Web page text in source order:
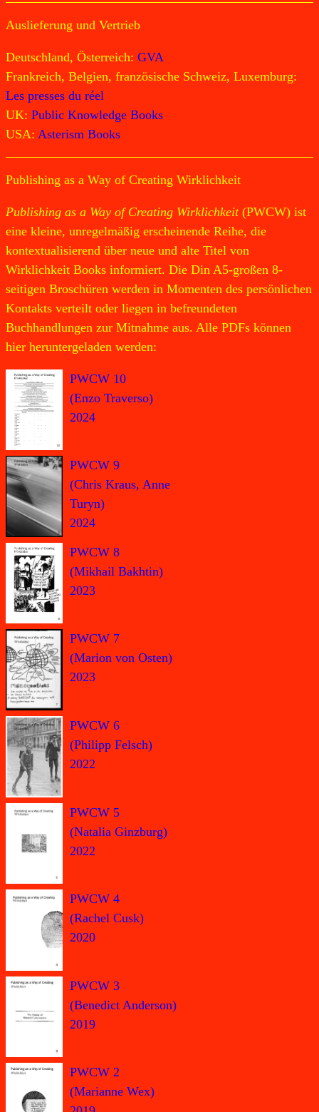
Auslieferung und Vertrieb
Deutschland, Österreich: GVA
Frankreich, Belgien, französische Schweiz, Luxemburg:
Les presses du réel
UK: Public Knowledge Books
USA: Asterism Books
Publishing as a Way of Creating Wirklichkeit
Publishing as a Way of Creating Wirklichkeit(PWCW) ist
eine kleine, unregelmäßig erscheinende Reihe, die
kontextualisierend über neue und alte Titel von
Wirklichkeit Books informiert. Die Din A5-großen 8-
seitigen Broschüren werden in Momenten des persönlichen
Kontakts verteilt oder liegen in befreundeten
Buchhandlungen zur Mitnahme aus. Alle PDFs können
hier heruntergeladen werden:
PWCW 10
(Enzo Traverso)
2024
PWCW 9
(Chris Kraus, Anne
Turyn)
2024
PWCW 8
(Mikhail Bakhtin)
2023
PWCW 7
(Marion von Osten)
2023
PWCW 6
(Philipp Felsch)
2022
PWCW 5
(Natalia Ginzburg)
2022
PWCW 4
(Rachel Cusk)
2020
PWCW 3
(Benedict Anderson)
2019
PWCW 2
(Marianne Wex)